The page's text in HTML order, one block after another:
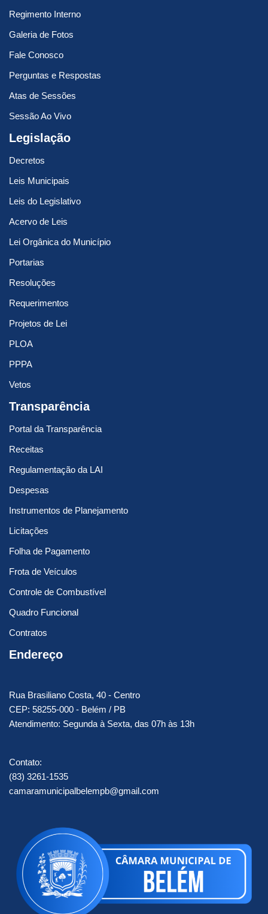
Regimento Interno
Galeria de Fotos
Fale Conosco
Perguntas e Respostas
Atas de Sessões
Sessão Ao Vivo
Legislação
Decretos
Leis Municipais
Leis do Legislativo
Acervo de Leis
Lei Orgânica do Município
Portarias
Resoluções
Requerimentos
Projetos de Lei
PLOA
PPPA
Vetos
Transparência
Portal da Transparência
Receitas
Regulamentação da LAI
Despesas
Instrumentos de Planejamento
Licitações
Folha de Pagamento
Frota de Veículos
Controle de Combustível
Quadro Funcional
Contratos
Endereço
Rua Brasiliano Costa, 40 - Centro
CEP: 58255-000 - Belém / PB
Atendimento: Segunda à Sexta, das 07h às 13h
Contato:
(83) 3261-1535
camaramunicipalbelempb@gmail.com